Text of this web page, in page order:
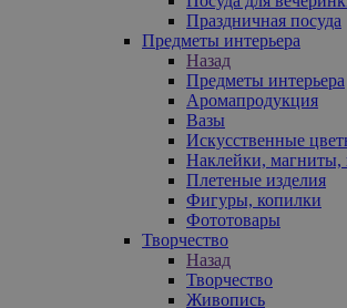
Праздничная посуда
Предметы интерьера
Назад
Предметы интерьера
Аромапродукция
Вазы
Искусственные
Наклейки, магниты,
Плетеные изделия
Фигуры, копилки
Фототовары
Творчество
Назад
Творчество
Живопись